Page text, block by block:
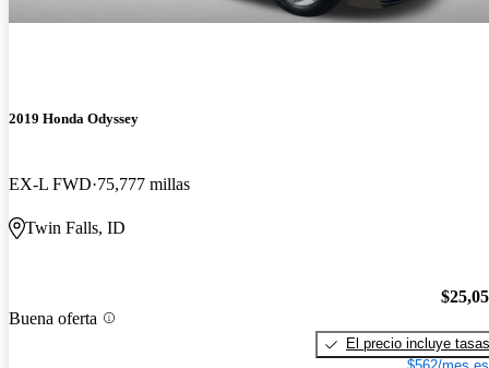
2019 Honda Odyssey
EX-L FWD 75,777 millas
Twin Falls, ID
Buena oferta
El precio incluye tasas